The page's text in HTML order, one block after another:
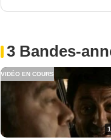
3 Bandes-
VIDÉO EN COURS